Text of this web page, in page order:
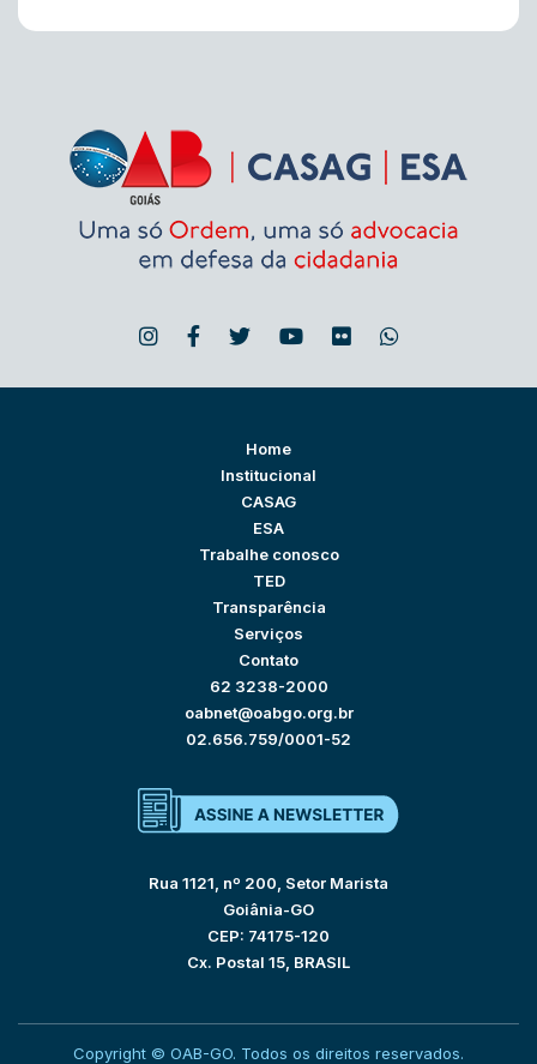
Home
Institucional
CASAG
ESA
Trabalhe conosco
TED
Transparência
Serviços
Contato
62 3238-2000
oabnet@oabgo.org.br
02.656.759/0001-52
Rua 1121, nº 200, Setor Marista
Goiânia-GO
CEP: 74175-120
Cx. Postal 15, BRASIL
Copyright © OAB-GO. Todos os direitos reservados.